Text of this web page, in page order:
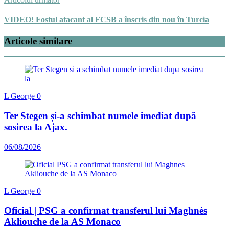
VIDEO! Fostul atacant al FCSB a înscris din nou în Turcia
Articole similare
L George 0
Ter Stegen și-a schimbat numele imediat după
sosirea la Ajax.
06/08/2026
L George 0
Oficial | PSG a confirmat transferul lui Maghnès
Akliouche de la AS Monaco